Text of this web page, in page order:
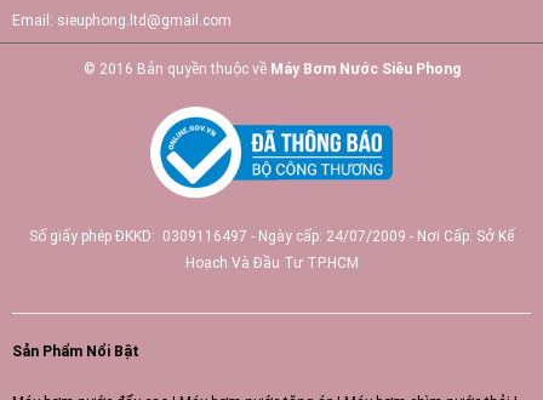
Email: sieuphong.ltd@gmail.com
© 2016 Bản quyền thuộc về Máy Bơm Nước Siêu Phong
Số giấy phép ĐKKD: 0309116497 - Ngày cấp: 24/07/2009 - Nơi Cấp: Sở Kế
Hoạch Và Đầu Tư TP.HCM
Sản Phẩm Nổi Bật